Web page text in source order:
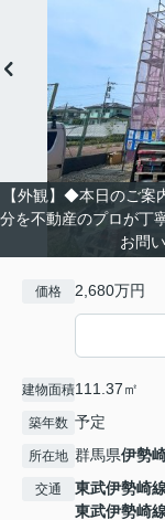
【外観】◆本日のご案
分を不動産のプロが丁
お問
価格 2,680万円
建物面積111.37㎡
築年数 予定
所在地 群馬県伊勢
交通 東武伊勢崎
東武伊勢崎